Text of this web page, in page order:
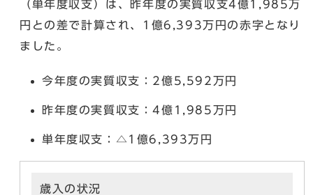
（単年度収支）は、昨年度の実質収支4億1,985万
円との差で計算され、1億6,393万円の赤字となり
ました。
今年度の実質収支：2億5,592万円
昨年度の実質収支：4億1,985万円
単年度収支：△1億6,393万円
歳入の状況